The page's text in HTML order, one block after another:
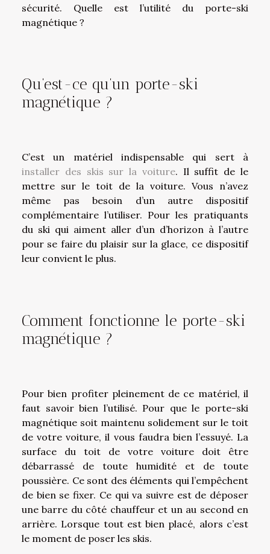
sécurité. Quelle est l’utilité du porte-ski
magnétique ?
Qu’est-ce qu’un porte-ski
magnétique ?
C’est un matériel indispensable qui sert à
installer des skis sur la voiture. Il suffit de le
mettre sur le toit de la voiture. Vous n’avez
même pas besoin d’un autre dispositif
complémentaire l’utiliser. Pour les pratiquants
du ski qui aiment aller d’un d’horizon à l’autre
pour se faire du plaisir sur la glace, ce dispositif
leur convient le plus.
Comment fonctionne le porte-ski
magnétique ?
Pour bien profiter pleinement de ce matériel, il
faut savoir bien l’utilisé. Pour que le porte-ski
magnétique soit maintenu solidement sur le toit
de votre voiture, il vous faudra bien l’essuyé. La
surface du toit de votre voiture doit être
débarrassé de toute humidité et de toute
poussière. Ce sont des éléments qui l’empêchent
de bien se fixer. Ce qui va suivre est de déposer
une barre du côté chauffeur et un au second en
arrière. Lorsque tout est bien placé, alors c’est
le moment de poser les skis.